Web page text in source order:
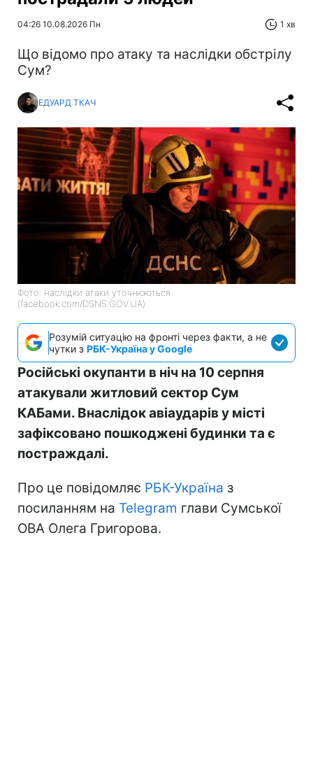
04:26 10.08.2026 Пн 1 хв
Що відомо про атаку та наслідки обстрілу
Сум?
ЕДУАРД ТКАЧ
Фото: наслідки атаки уточнюються
(facebook.com/DSNS.GOV.UA)
Розумій ситуацію на фронті через факти, а не
чутки з РБК-Україна у Google
Російські окупанти в ніч на 10 серпня
атакували житловий сектор Сум
КАБами. Внаслідок авіаударів у місті
зафіксовано пошкоджені будинки та є
постраждалі.
Про це повідомляє РБК-Україна з
посиланням на Telegram глави Сумської
ОВА Олега Григорова.